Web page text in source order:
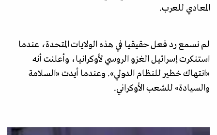
المعادي للعرب.
لم نسمع رد فعل حقيقيا في هذه الولايات المتحدة، عندما
استنكرت إسرائيل الغزو الروسي لأوكرانيا، وأعلنت أنه
«انتهاك خطير للنظام الدولي». وعندما أيدت «السلامة
والسيادة» للشعب الأوكراني.